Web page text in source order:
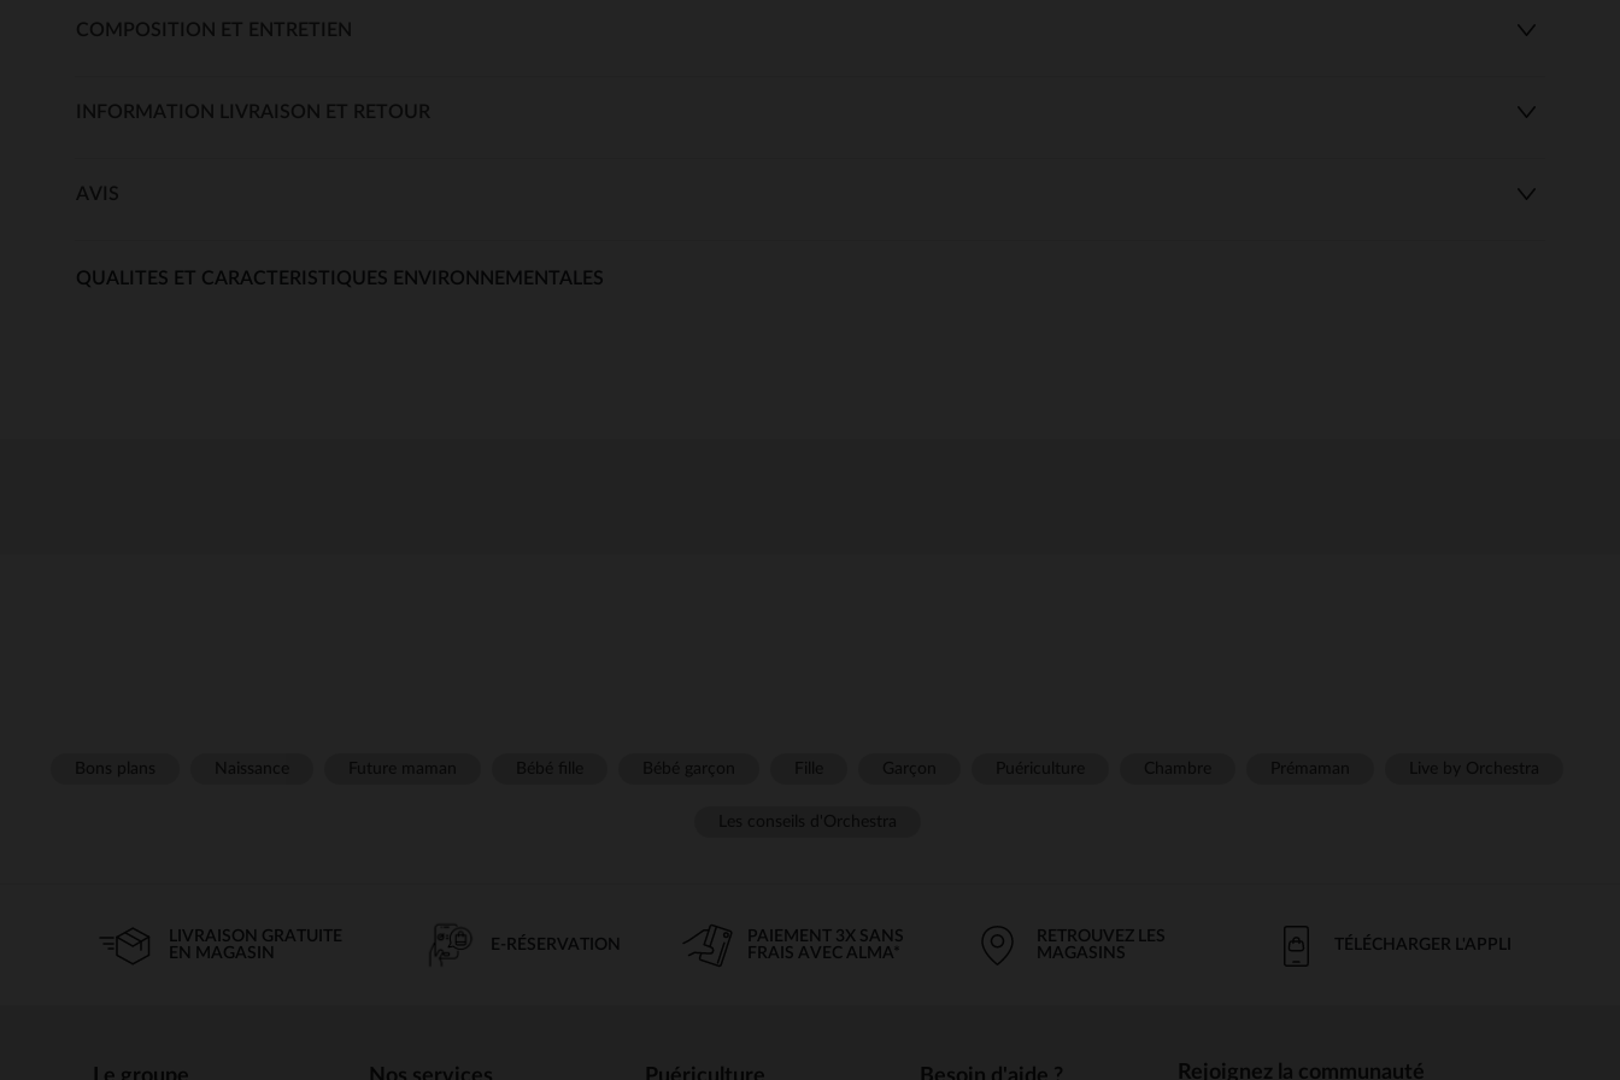
COMPOSITION ET ENTRETIEN
INFORMATION LIVRAISON ET RETOUR
AVIS
QUALITES ET CARACTERISTIQUES ENVIRONNEMENTALES
LIVRAISON GRATUITE
EN MAGASIN
E-RÉSERVATION
PAIEMENT 3X SANS
FRAIS AVEC ALMA*
RETROUVEZ LES
MAGASINS
TÉLÉCHARGER L'APPLI
Rejoignez la communauté